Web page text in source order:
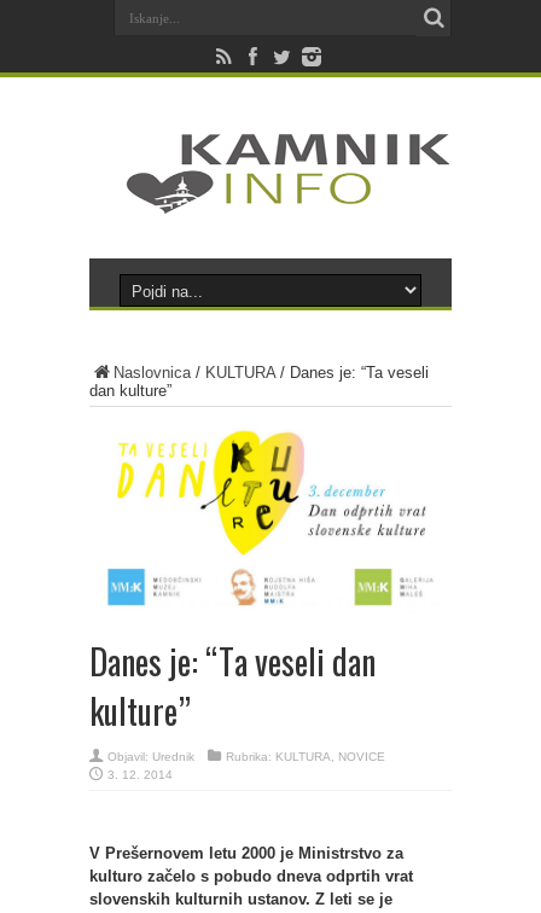
Naslovnica/ KULTURA/ Danes je: “Ta veseli
dan kulture”
Danes je: “Ta veseli dan
kulture”
Objavil: Urednik Rubrika: KULTURA
NOVICE
3. 12. 2014
V Prešernovem letu 2000 je Ministrstvo za
kulturo začelo s pobudo dneva odprtih vrat
slovenskih kulturnih ustanov. Z leti se je